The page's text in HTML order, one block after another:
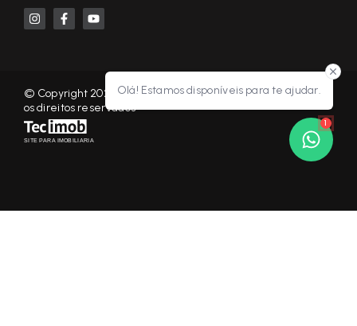
Olá! Estamos disponíveis para te ajudar.
1
© Copyright 2026 - KF NEGÓCIOS IMOBILIÁRIOS RP - Todos
os direitos reservados
SITE PARA IMOBILIARIA